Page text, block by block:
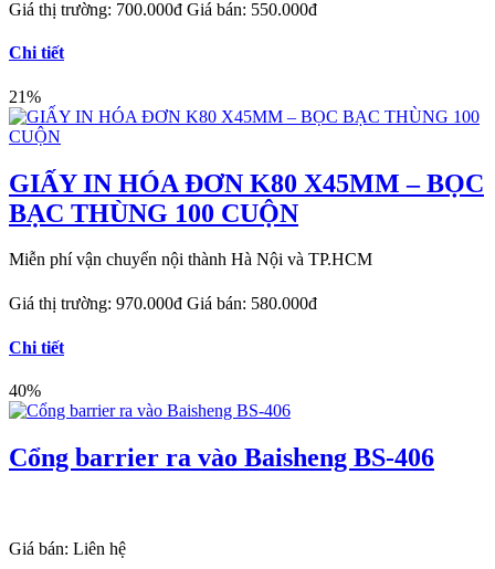
Giá thị trường: 700.000đ Giá bán: 550.000đ
Chi tiết
21%
GIẤY IN HÓA ĐƠN K80 X45MM – BỌC
BẠC THÙNG 100 CUỘN
Miễn phí vận chuyển nội thành Hà Nội và TP.HCM
Giá thị trường: 970.000đ Giá bán: 580.000đ
Chi tiết
40%
Cổng barrier ra vào Baisheng BS-406
Giá bán: Liên hệ